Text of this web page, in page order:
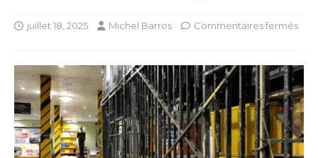
juillet 18, 2025 Michel Barros Commentaires fermés